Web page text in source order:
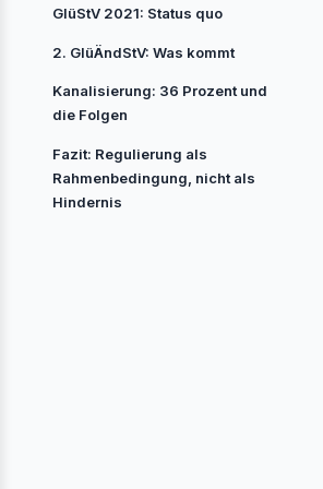
GlüStV 2021: Status quo
2. GlüÄndStV: Was kommt
Kanalisierung: 36 Prozent und
die Folgen
Fazit: Regulierung als
Rahmenbedingung, nicht als
Hindernis